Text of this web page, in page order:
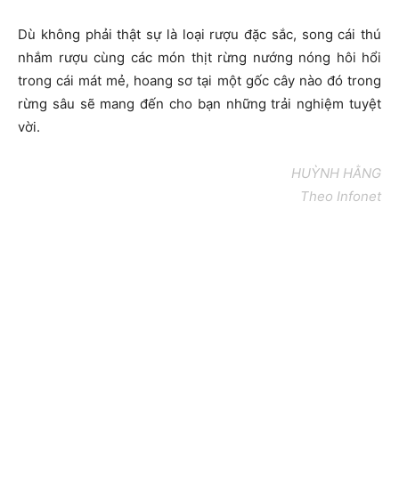
Dù không phải thật sự là loại rượu đặc sắc, song cái thú
nhắm rượu cùng các món thịt rừng nướng nóng hôi hổi
trong cái mát mẻ, hoang sơ tại một gốc cây nào đó trong
rừng sâu sẽ mang đến cho bạn những trải nghiệm tuyệt
vời.
HUỲNH HẰNG
Theo Infonet